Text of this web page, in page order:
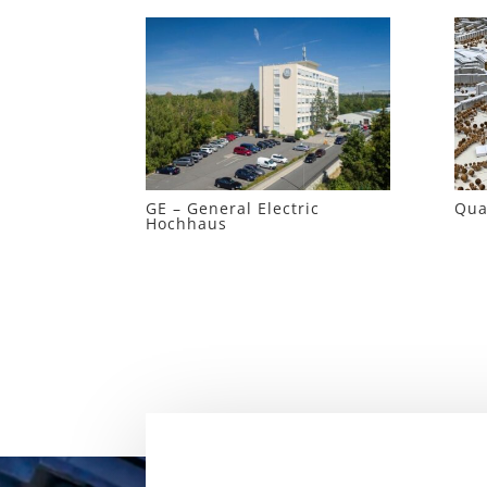
GE – General Electric
Hochhaus